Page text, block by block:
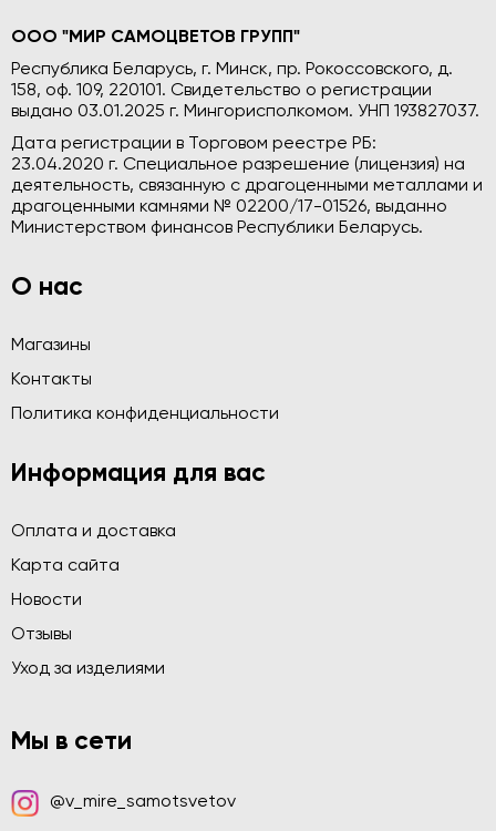
ООО "МИР САМОЦВЕТОВ ГРУПП"
Республика Беларусь, г. Минск, пр. Рокоссовского, д.
158, оф. 109, 220101. Свидетельство о регистрации
выдано 03.01.2025 г. Мингорисполкомом. УНП 193827037.
Дата регистрации в Торговом реестре РБ:
23.04.2020 г. Специальное разрешение (лицензия) на
деятельность, связанную с драгоценными металлами и
драгоценными камнями № 02200/17-01526, выданно
Министерством финансов Республики Беларусь.
О нас
Магазины
Контакты
Политика конфиденциальности
Информация для вас
Оплата и доставка
Карта сайта
Новости
Отзывы
Уход за изделиями
Мы в сети
@v_mire_samotsvetov